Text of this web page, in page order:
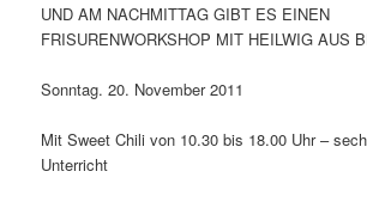
UND AM NACHMITTAG GIBT ES EINEN
FRISURENWORKSHOP MIT HEILWIG AUS
Sonntag. 20. November 2011
Mit Sweet Chili von 10.30 bis 18.00 Uhr –
Unterricht